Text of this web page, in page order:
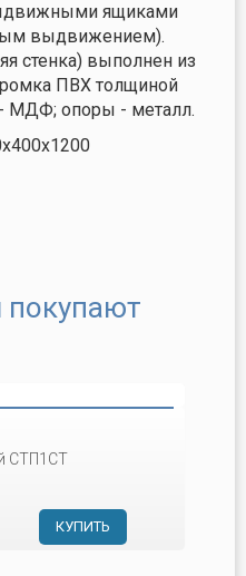
ящиками
выдвижением).
стенка) выполнен из
ПВХ толщиной
МДФ; опоры - металл.
покупают
СТП1СТ
КУПИТЬ